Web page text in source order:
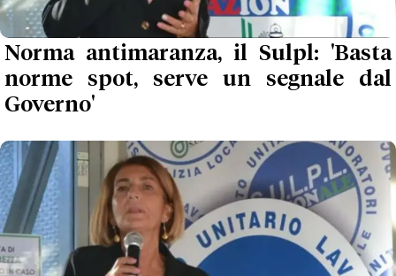
Norma antimaranza, il Sulpl: 'Basta
norme spot, serve un segnale dal
Governo'